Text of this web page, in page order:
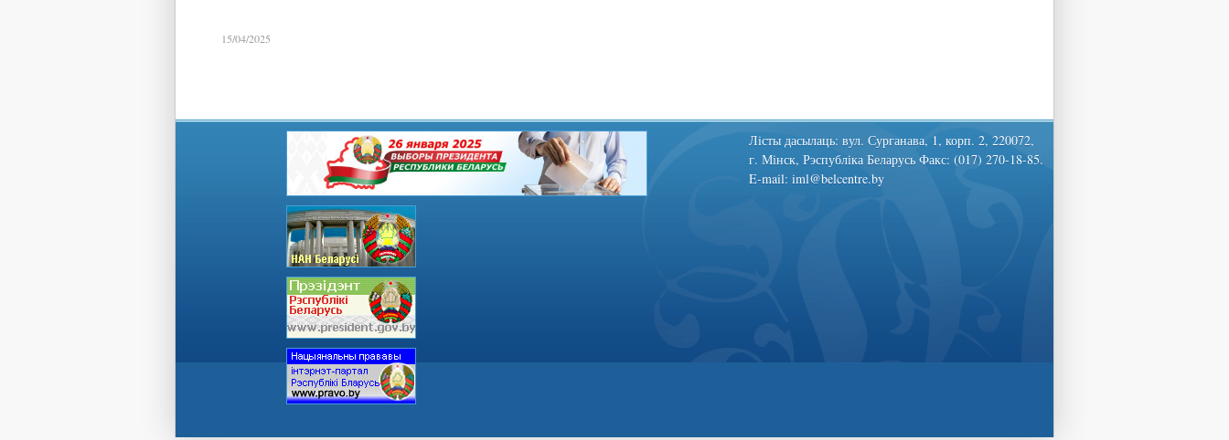
15/04/2025
Лiсты дасылаць: вул. Сурганава, 1, корп. 2, 220072,
г. Мінск, Рэспубліка Беларусь Факс: (017) 270-18-85.
E-mail: iml@belcentre.by